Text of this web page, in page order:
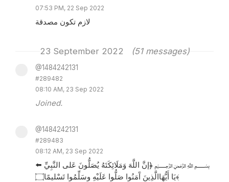
07:53 PM, 22 Sep 2022
لازم تكون مصدقة
23 September 2022 (51 messages)
@1484242131
#289482
08:10 AM, 23 Sep 2022
Joined.
@1484242131
#289483
08:12 AM, 23 Sep 2022
⬅️ ‏﷽ ﴿إنَّ اللَّهَ وَمَلَائِكَتَهُ يُصَلُّونَ عَلى النَّبِيِّ
يَا أَيُّهَاالَّذِينَ آَمَنُوا صَلُّوا عَلَيْهِ وسَلِّمُوا تَسْليمًا۝﴾